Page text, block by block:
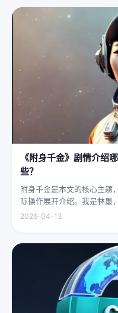
《附身千金》剧情介绍
些？
附身千金是本文的核心主题
际操作展开介绍。我是林墨
晨四点赶完一本豪门甜宠文
2026-04-13